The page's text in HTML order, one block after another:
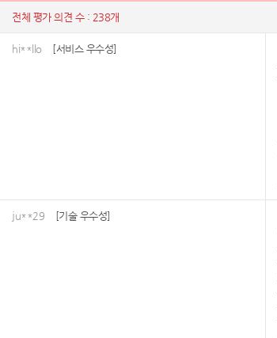
전체 평가 의견 수 : 238개
hi**llo [서비스 우수성]
ju**29 [기술 우수성]